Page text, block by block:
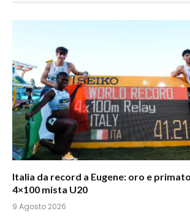
Italia da record a Eugene: oro e
4×100 mista U20
9 Agosto 2026